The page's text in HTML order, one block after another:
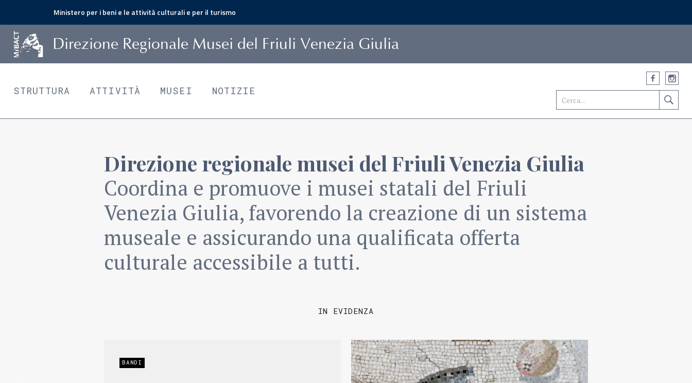
Ministero per i beni e le attività culturali e per il turismo
Direzione Regionale Musei del Friuli Venezia Giulia
STRUTTURA ATTIVITÀ MUSEI NOTIZIE
Direzione regionale musei del Friuli Venezia Giulia
Coordina e promuove i musei statali del Friuli
Venezia Giulia, favorendo la creazione di un sistema
museale e assicurando una qualificata offerta
culturale accessibile a tutti.
IN EVIDENZA
BANDI